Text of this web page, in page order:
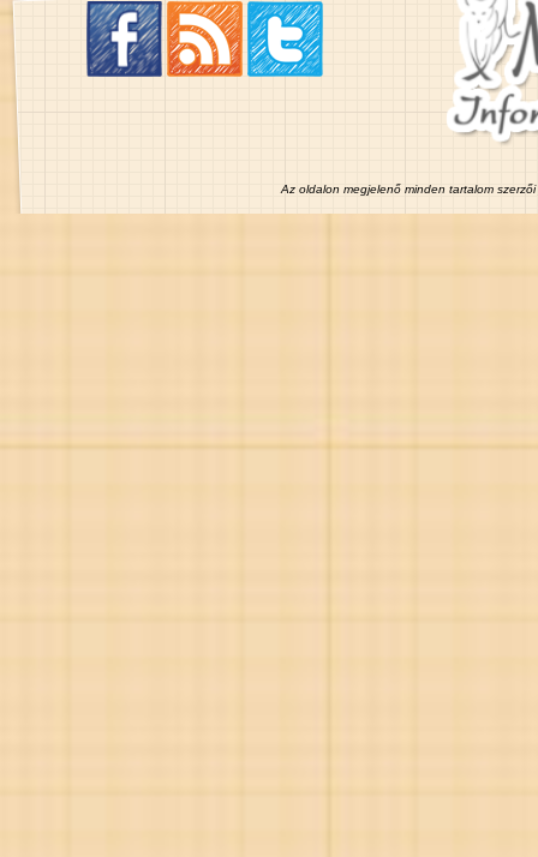
Az oldalon megjelenő minden tartalom